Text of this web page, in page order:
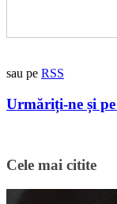
sau pe RSS
Urmăriți-ne și
Cele mai citite